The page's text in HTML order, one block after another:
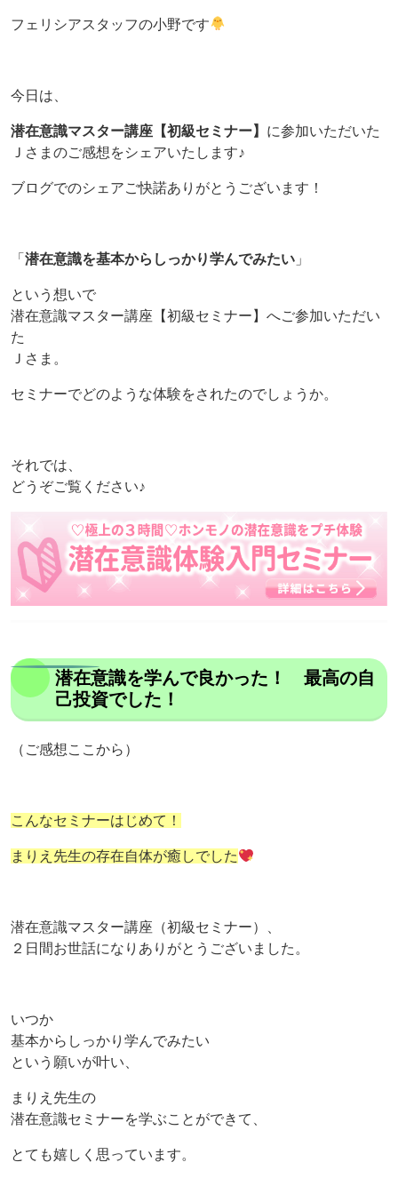
フェリシアスタッフの小野です
今日は、
潜在意識マスター講座【初級セミナー】 に参加いただいた
Ｊさまのご感想をシェアいたします♪
ブログでのシェアご快諾ありがとうございます！
「 潜在意識を基本からしっかり学んでみたい 」
という想いで
潜在意識マスター講座【初級セミナー】へご参加いただい
た
Ｊさま。
セミナーでどのような体験をされたのでしょうか。
それでは、
どうぞご覧ください♪
潜在意識を学んで良かった！ 最高の自
己投資でした！
（ご感想ここから）
こんなセミナーはじめて！
まりえ先生の存在自体が癒しでした
潜在意識マスター講座（初級セミナー）、
２日間お世話になりありがとうございました。
いつか
基本からしっかり学んでみたい
という願いが叶い、
まりえ先生の
潜在意識セミナーを学ぶことができて、
とても嬉しく思っています。